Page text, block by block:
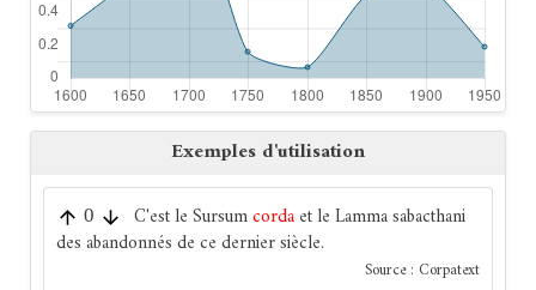
Exemples d'utilisation
0 C'est le Sursumcordaet le Lamma sabacthani
des abandonnés de ce dernier siècle.
Source : Corpatext